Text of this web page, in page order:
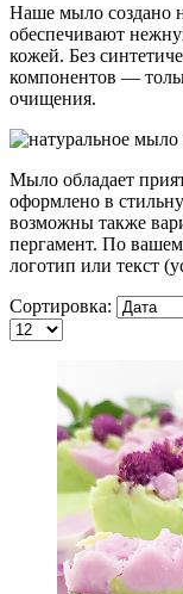
Наше мыло создано
обеспечивают
кожей. Без
компонентов —
очищения.
Мыло обладает
оформлено в
возможны также
пергамент. По
логотип или текст
Сортировка: